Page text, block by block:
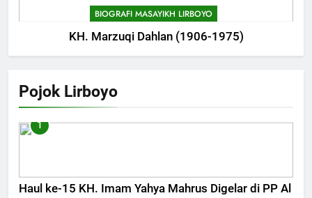
BIOGRAFI MASAYIKH LIRBOYO
KH. Marzuqi Dahlan (1906-1975)
Pojok Lirboyo
1
Haul ke-15 KH. Imam Yahya Mahrus Digelar di PP Al